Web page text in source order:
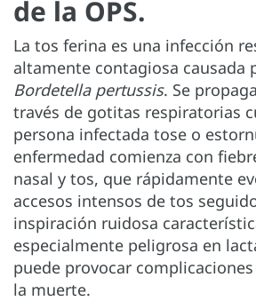
de la OPS.
La tos ferina es una infección
altamente contagiosa causada
Bordetella pertussis. Se
través de gotitas respiratorias
persona infectada tose o
enfermedad comienza con
nasal y tos, que rápidamente
accesos intensos de tos
inspiración ruidosa
especialmente peligrosa en
puede provocar
la muerte.